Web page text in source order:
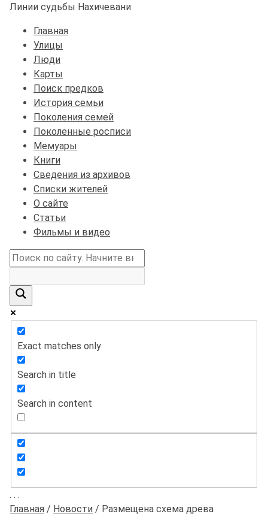
Линии судьбы Нахичевани
Главная
Улицы
Люди
Карты
Поиск предков
История семьи
Поколения семей
Поколенные росписи
Мемуары
Книги
Сведения из архивов
Списки жителей
О сайте
Статьи
Фильмы и видео
Exact matches only
Search in title
Search in content
. . .
Главная / Новости / Размещена схема древа